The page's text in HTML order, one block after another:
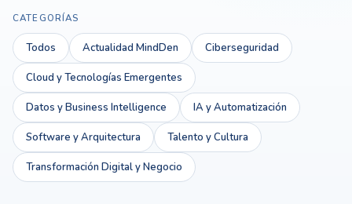
CATEGORÍAS
Todos Actualidad MindDen Ciberseguridad
Cloud y Tecnologías Emergentes
Datos y Business Intelligence IA y Automatización
Software y Arquitectura Talento y Cultura
Transformación Digital y Negocio